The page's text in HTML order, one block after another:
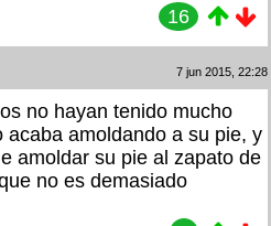
16
7 jun 2015, 22:28
no hayan tenido mucho
amoldando a su pie, y
amoldar su pie al zapato de
no es demasiado